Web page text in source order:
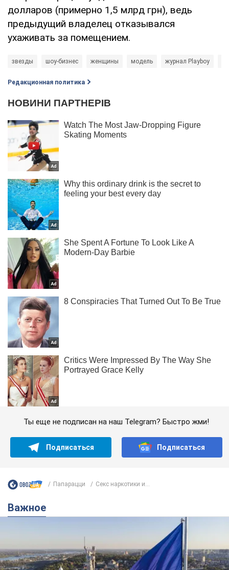
долларов (примерно 1,5 млрд грн), ведь
предыдущий владелец отказывался
ухаживать за помещением.
звезды шоу-бизнес женщины модель журнал Playboy
Редакционная политика
Ты еще не подписан на наш Telegram? Быстро жми!
Подписаться Подписаться
Папарацци Секс наркотики и...
Важное